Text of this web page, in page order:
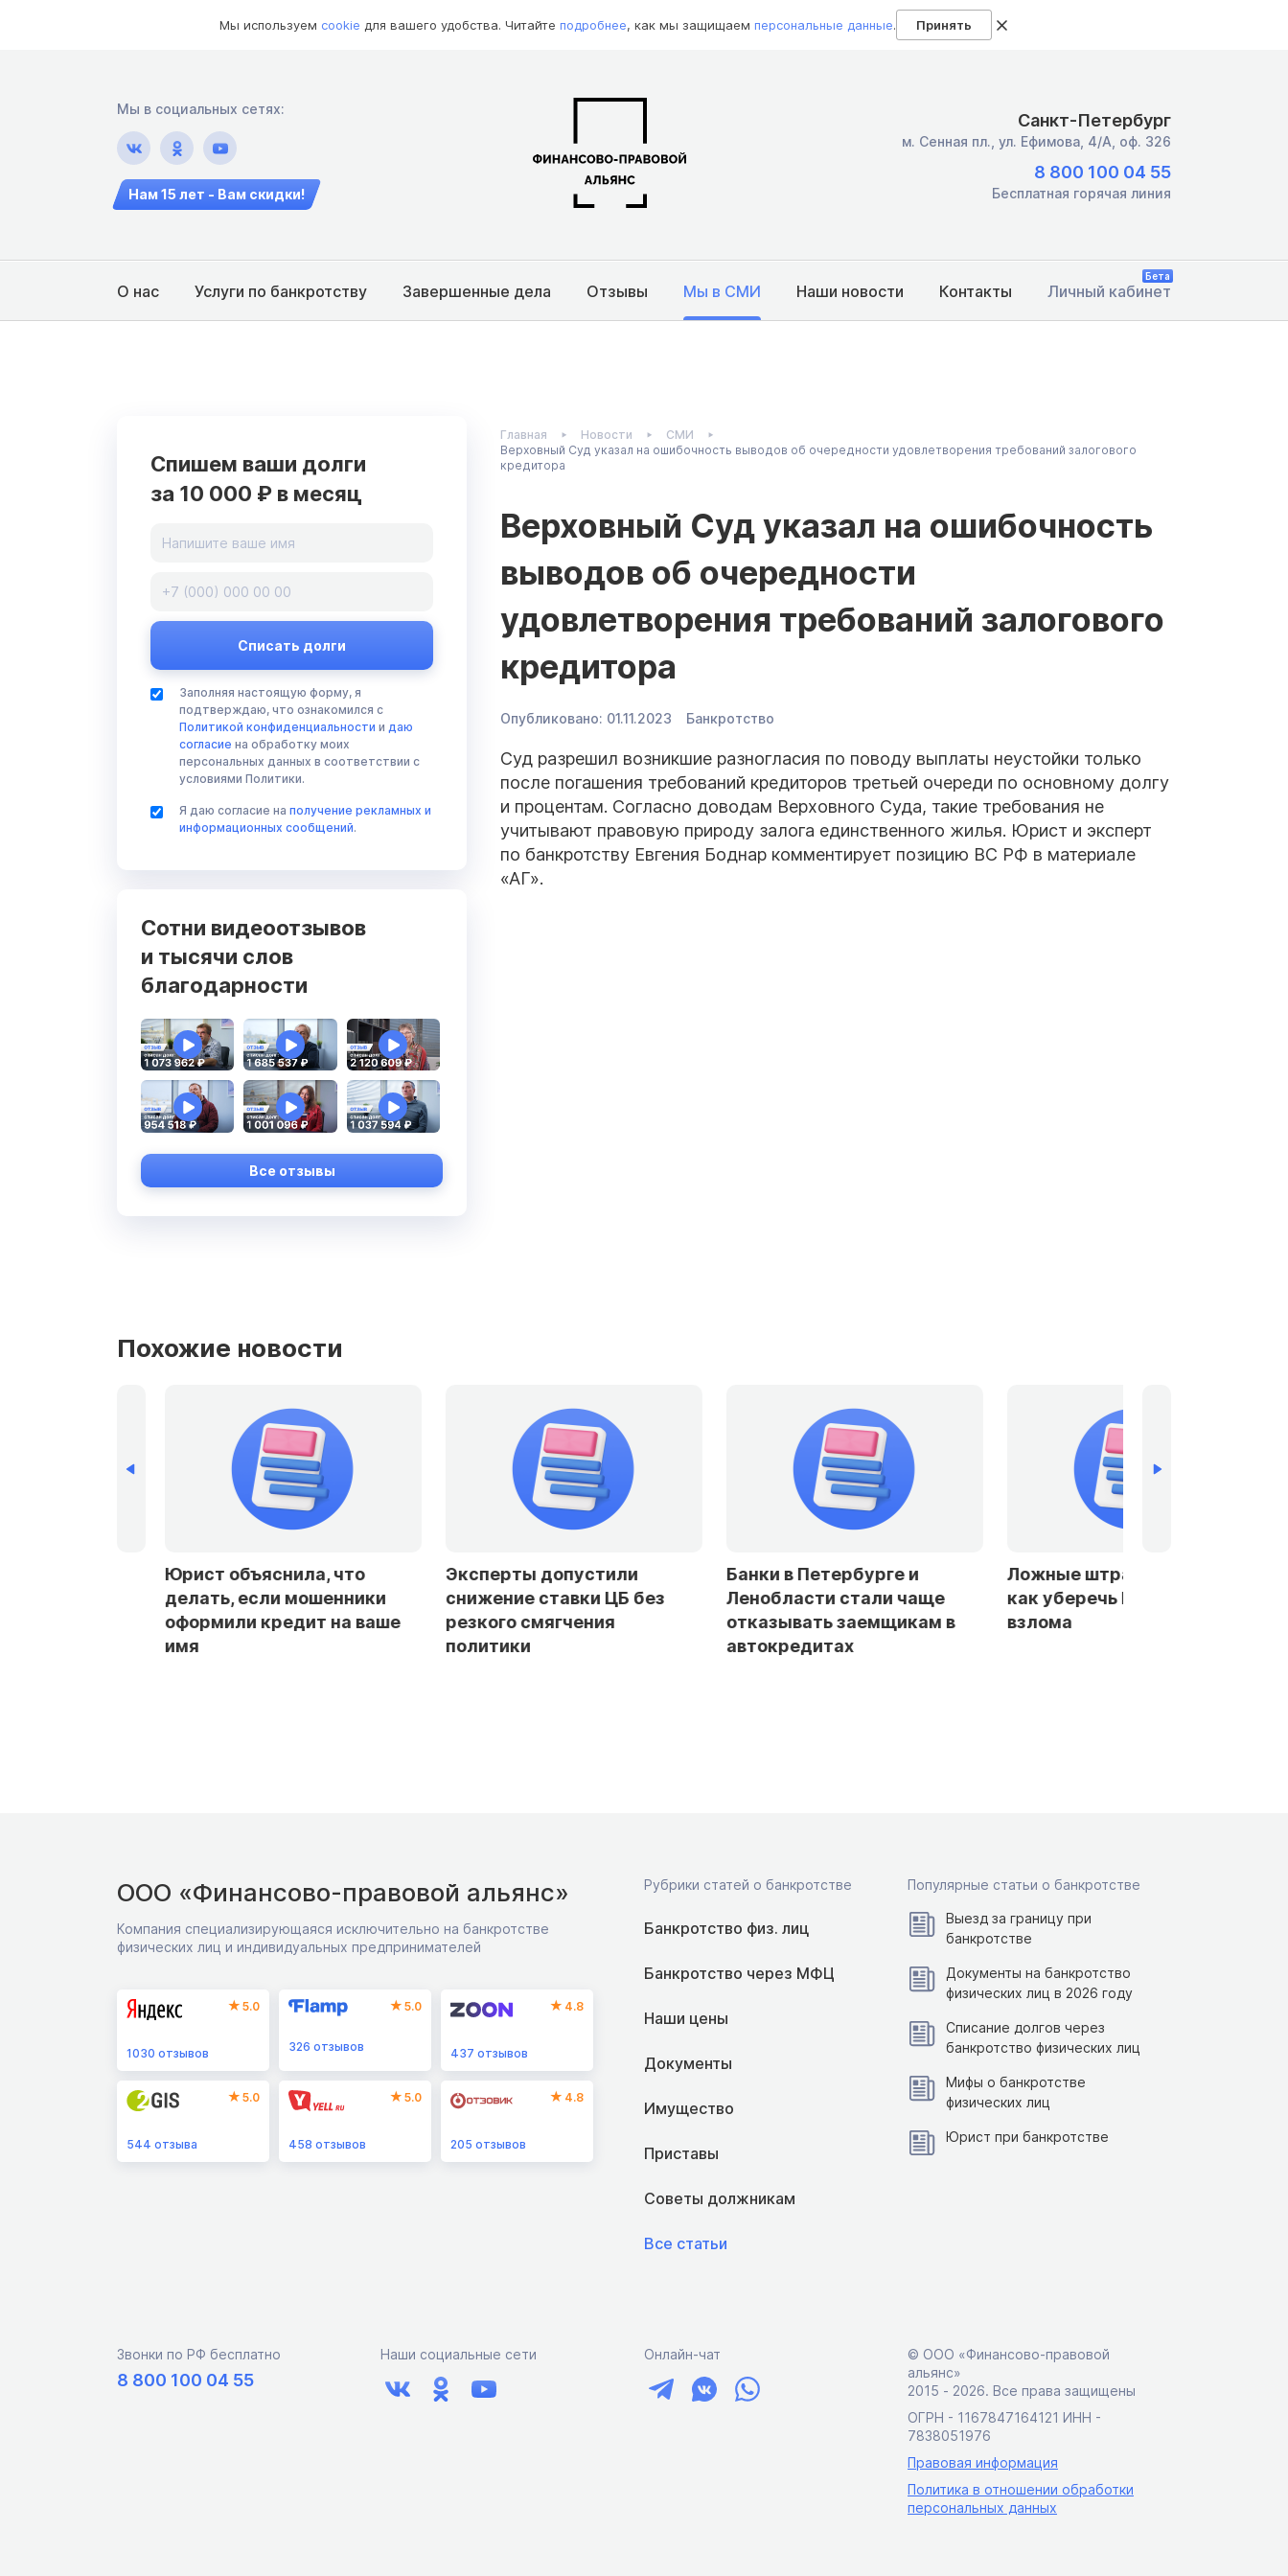
Мы используем cookie для вашего удобства. Читайте подробнее, как мы защищаем персональные данные. Принять
Мы в социальных сетях:
Нам 15 лет - Вам скидки!
Санкт-Петербург
м. Сенная пл., ул. Ефимова, 4/А, оф. 326
8 800 100 04 55
Бесплатная горячая линия
О нас Услуги по банкротству Завершенные дела Отзывы Мы в СМИ Наши новости Контакты Личный кабинет
Бета
Спишем ваши долги
за 10 000 ₽ в месяц
Заполняя настоящую форму, я
подтверждаю, что ознакомился с
Политикой конфиденциальности и даю
согласие на обработку моих
персональных данных в соответствии с
условиями Политики.
Я даю согласие на получение рекламных и
информационных сообщений.
Сотни видеоотзывов
и тысячи слов
благодарности
Все отзывы
Главная Новости
СМИ
Верховный Суд указал на ошибочность выводов об очередности удовлетворения требований залогового
кредитора
Верховный Суд указал на ошибочность
выводов об очередности
удовлетворения требований залогового
кредитора
Опубликовано: 01.11.2023 Банкротство
Суд разрешил возникшие разногласия по поводу выплаты неустойки только
после погашения требований кредиторов третьей очереди по основному долгу
и процентам. Согласно доводам Верховного Суда, такие требования не
учитывают правовую природу залога единственного жилья. Юрист и эксперт
по банкротству Евгения Боднар комментирует позицию ВС РФ в материале
«АГ».
Похожие новости
Юрист объяснила, что
делать, если мошенники
оформили кредит на ваше
имя
Эксперты допустили
снижение ставки ЦБ без
резкого смягчения
политики
Банки в Петербурге и
Ленобласти стали чаще
отказывать заемщикам в
автокредитах
Ложные штрафы и кредиты:
как уберечь Госуслуги от
взлома
ООО «Финансово-правовой альянс»
Компания специализирующаяся исключительно на банкротстве
физических лиц и индивидуальных предпринимателей
5.0
1030 отзывов
5.0
326 отзывов
4.8
437 отзывов
5.0
544 отзыва
5.0
458 отзывов
4.8
205 отзывов
Рубрики статей о банкротстве
Банкротство физ. лиц
Банкротство через МФЦ
Наши цены
Документы
Имущество
Приставы
Советы должникам
Все статьи
Популярные статьи о банкротстве
Выезд за границу при
банкротстве
Документы на банкротство
физических лиц в 2026 году
Списание долгов через
банкротство физических лиц
Мифы о банкротстве
физических лиц
Юрист при банкротстве
Звонки по РФ бесплатно
8 800 100 04 55
Наши социальные сети Онлайн-чат
© ООО «Финансово-правовой
альянс»
2015 ‑ 2026. Все права защищены
ОГРН - 1167847164121 ИНН -
7838051976
Правовая информация
Политика в отношении обработки
персональных данных